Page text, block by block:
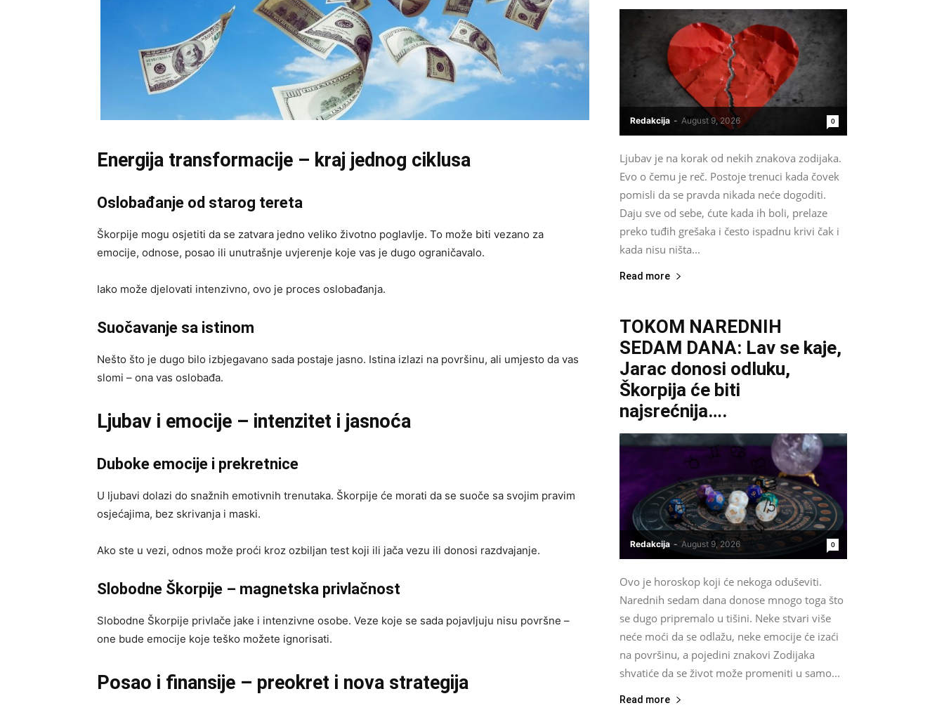
Energija transformacije – kraj jednog ciklusa
Oslobađanje od starog tereta
Škorpije mogu osjetiti da se zatvara jedno veliko životno poglavlje. To može biti vezano za
emocije, odnose, posao ili unutrašnje uvjerenje koje vas je dugo ograničavalo.
Iako može djelovati intenzivno, ovo je proces oslobađanja.
Suočavanje sa istinom
Nešto što je dugo bilo izbjegavano sada postaje jasno. Istina izlazi na površinu, ali umjesto da vas
slomi – ona vas oslobađa.
Ljubav i emocije – intenzitet i jasnoća
Duboke emocije i prekretnice
U ljubavi dolazi do snažnih emotivnih trenutaka. Škorpije će morati da se suoče sa svojim pravim
osjećajima, bez skrivanja i maski.
Ako ste u vezi, odnos može proći kroz ozbiljan test koji ili jača vezu ili donosi razdvajanje.
Slobodne Škorpije – magnetska privlačnost
Slobodne Škorpije privlače jake i intenzivne osobe. Veze koje se sada pojavljuju nisu površne –
one bude emocije koje teško možete ignorisati.
Posao i finansije – preokret i nova strategija
Redakcija - August 9, 2026 0
Ljubav je na korak od nekih znakova zodijaka.
Evo o čemu je reč. Postoje trenuci kada čovek
pomisli da se pravda nikada neće dogoditi.
Daju sve od sebe, ćute kada ih boli, prelaze
preko tuđih grešaka i često ispadnu krivi čak i
kada nisu ništa...
Read more
TOKOM NAREDNIH
SEDAM DANA: Lav se kaje,
Jarac donosi odluku,
Škorpija će biti
najsrećnija….
Redakcija - August 9, 2026 0
Ovo je horoskop koji će nekoga oduševiti.
Narednih sedam dana donose mnogo toga što
se dugo pripremalo u tišini. Neke stvari više
neće moći da se odlažu, neke emocije će izaći
na površinu, a pojedini znakovi Zodijaka
shvatiće da se život može promeniti u samo...
Read more